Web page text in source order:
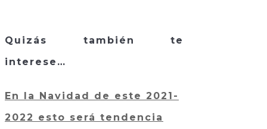
Quizás también te
interese…
En la Navidad de este 2021-
2022 esto será tendencia